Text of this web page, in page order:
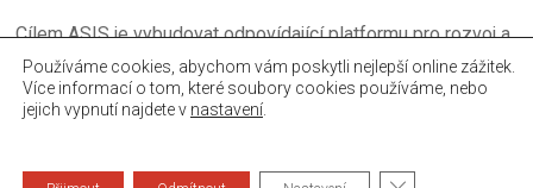
Cílem ASIS je vybudovat odpovídající platformu pro rozvoj a
neustalé zkvalitňováni úpadkového řízení a činnosti
insolvenčních správců.
Copyright © 2026Asociace insolvenčních správců. All rights reserved.
Používáme cookies, abychom vám poskytli nejlepší online zážitek.
Více informací o tom, které soubory cookies používáme, nebo
jejich vypnutí najdete v nastavení